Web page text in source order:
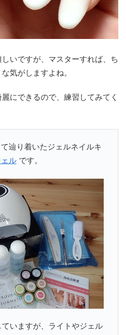
いですが、マスターすれば、ち
気がしますよね。
にできるので、練習してみてく
辿り着いたジェルネイルキ
ル です。
いますが、ライトやジェル